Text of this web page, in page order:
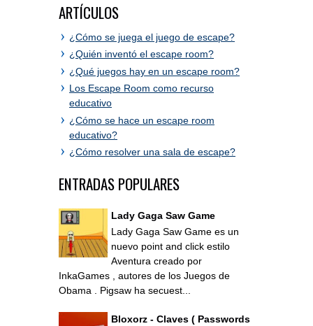
ARTÍCULOS
¿Cómo se juega el juego de escape?
¿Quién inventó el escape room?
¿Qué juegos hay en un escape room?
Los Escape Room como recurso
educativo
¿Cómo se hace un escape room
educativo?
¿Cómo resolver una sala de escape?
ENTRADAS POPULARES
Lady Gaga Saw Game
Lady Gaga Saw Game es un
nuevo point and click estilo
Aventura creado por
InkaGames , autores de los Juegos de
Obama . Pigsaw ha secuest...
Bloxorz - Claves ( Passwords